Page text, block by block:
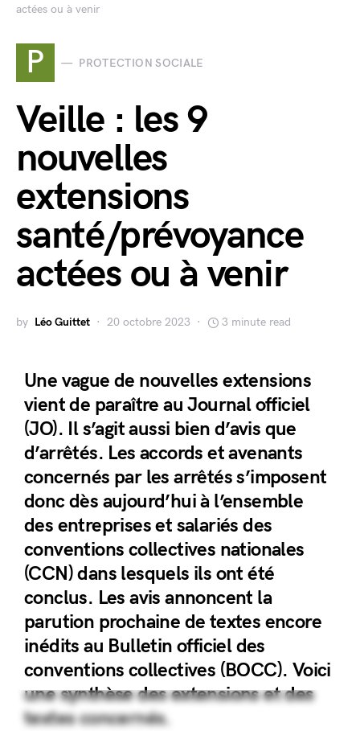
actées ou à venir
P PROTECTION SOCIALE
Veille : les 9
nouvelles
extensions
santé/prévoyance
actées ou à venir
by Léo Guittet 20 octobre 2023 3 minute read
Une vague de nouvelles extensions
vient de paraître au Journal officiel
(JO). Il s’agit aussi bien d’avis que
d’arrêtés. Les accords et avenants
concernés par les arrêtés s’imposent
donc dès aujourd’hui à l’ensemble
des entreprises et salariés des
conventions collectives nationales
(CCN) dans lesquels ils ont été
conclus. Les avis annoncent la
parution prochaine de textes encore
inédits au Bulletin officiel des
conventions collectives (BOCC). Voici
une synthèse des extensions et des
textes concernés.